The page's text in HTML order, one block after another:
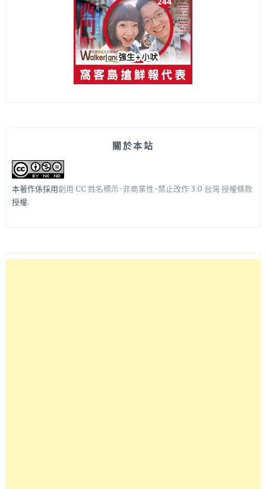
關於本站
本著作係採用創用 CC 姓名標示-非商業性-禁止改作 3.0 台灣 授權條款
授權.